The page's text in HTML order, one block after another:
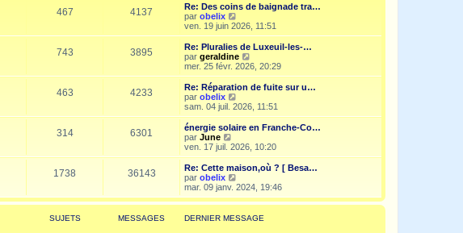
e
r
n
i
e
r
m
e
s
s
a
g
e
467 4137
Re: Des coins de baignade tra…
par obelix
o
i
r
l
e
r
n
i
r
e
s
s
g
e
ven. 19 juin 2026, 11:51
743 3895
Re: Pluralies de Luxeuil-les-…
par geraldine
o
i
r
e
d
r
n
i
r
e
s
a
mer. 25 févr. 2026, 20:29
463 4233
Re: Réparation de fuite sur u…
par obelix
o
i
r
e
e
r
n
i
e
m
sam. 04 juil. 2026, 11:51
314 6301
énergie solaire en Franche-Co…
par June
o
i
r
l
e
e
r
n
ven. 17 juil. 2026, 10:20
1738 36143
Re: Cette maison,où ? [ Besa…
par obelix
o
i
r
l
mar. 09 janv. 2024, 19:46
SUJETS MESSAGES DERNIER MESSAGE